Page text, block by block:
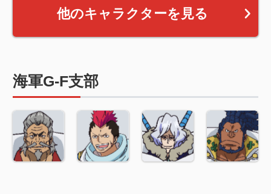
他のキャラクターを見る
海軍G-F支部